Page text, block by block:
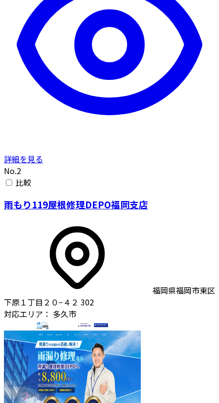
詳細を見る
No.2
比較
雨もり119屋根修理DEPO福岡支店
福岡県福岡市東区
下原１丁目２０−４２ 302
対応エリア： 多久市